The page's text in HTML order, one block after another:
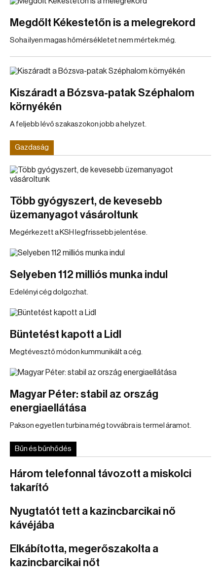
Megdőlt Kékestetőn is a melegrekord
Soha ilyen magas hőmérsékletet nem mértek még.
Kiszáradt a Bózsva-patak Széphalom
környékén
A feljebb lévő szakaszokon jobb a helyzet.
Gazdaság
Több gyógyszert, de kevesebb
üzemanyagot vásároltunk
Megérkezett a KSH legfrissebb jelentése.
Selyeben 112 milliós munka indul
Edelényi cég dolgozhat.
Büntetést kapott a Lidl
Megtévesztő módon kummunikált a cég.
Magyar Péter: stabil az ország
energiaellátása
Pakson egyetlen turbina még tovvábra is termel áramot.
Bűn és bűnhődés
Három telefonnal távozott a miskolci
takarító
Nyugtatót tett a kazincbarcikai nő
kávéjába
Elkábította, megerőszakolta a
kazincbarcikai nőt